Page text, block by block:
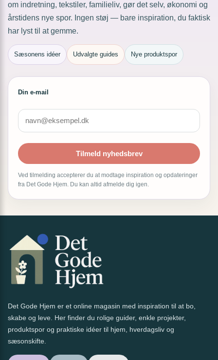
om indretning, tekstiler, familieliv, gør det selv, økonomi og
årstidens nye spor. Ingen støj — bare inspiration, du faktisk
har lyst til at gemme.
Sæsonens idéer Udvalgte guides Nye produktspor
Din e-mail
Tilmeld nyhedsbrev
Ved tilmelding accepterer du at modtage inspiration og opdateringer
fra Det Gode Hjem. Du kan altid afmelde dig igen.
Det Gode Hjem er et online magasin med inspiration til at bo,
skabe og leve. Her finder du rolige guider, enkle projekter,
produktspor og praktiske idéer til hjem, hverdagsliv og
sæsonskifte.